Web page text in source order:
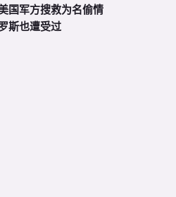
国军方搜救为名偷情
斯也遭受过